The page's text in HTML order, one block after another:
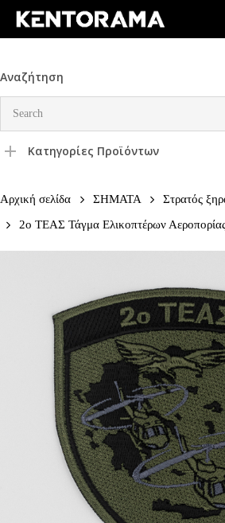
Skip
content
Αναζήτηση
Κατηγορίες Προϊόντων
Αρχική σελίδα ΣΗΜΑΤΑ Στρατός
2ο ΤΕΑΣ Τάγμα Ελικοπτέρων